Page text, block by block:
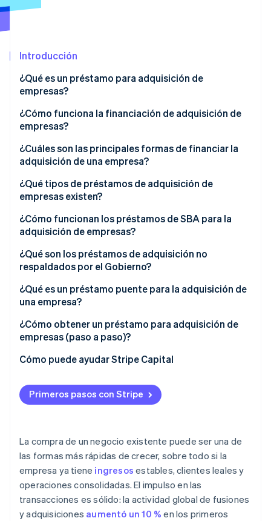
Sesiones de Stripe 2026
Mirar ahoraStripe App Marketplace
Introducción
¿Qué es un préstamo para adquisición de
empresas?
¿Cómo funciona la financiación de adquisición de
empresas?
¿Cuáles son las principales formas de financiar la
adquisición de una empresa?
¿Qué tipos de préstamos de adquisición de
empresas existen?
¿Cómo funcionan los préstamos de SBA para la
adquisición de empresas?
¿Qué son los préstamos de adquisición no
respaldados por el Gobierno?
¿Qué es un préstamo puente para la adquisición de
una empresa?
¿Cómo obtener un préstamo para adquisición de
empresas (paso a paso)?
Cómo puede ayudar Stripe Capital
Primeros pasos con Stripe
La compra de un negocio existente puede ser una de
las formas más rápidas de crecer, sobre todo si la
empresa ya tiene ingresos estables, clientes leales y
operaciones consolidadas. El impulso en las
transacciones es sólido: la actividad global de fusiones
y adquisiciones aumentó un 10 % en los primeros